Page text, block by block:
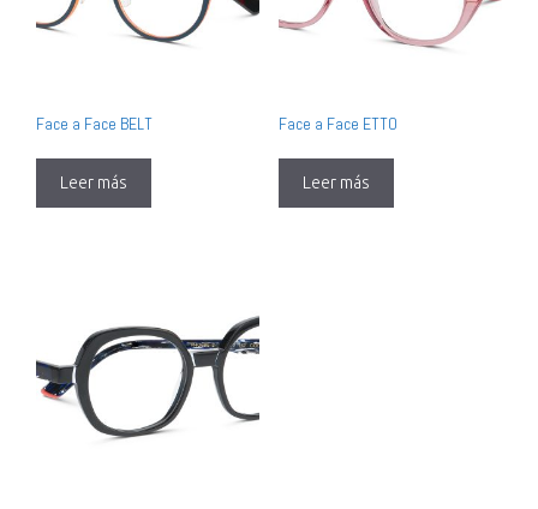
Face a Face BELT
Leer más
Face a Face ETTO
Leer más